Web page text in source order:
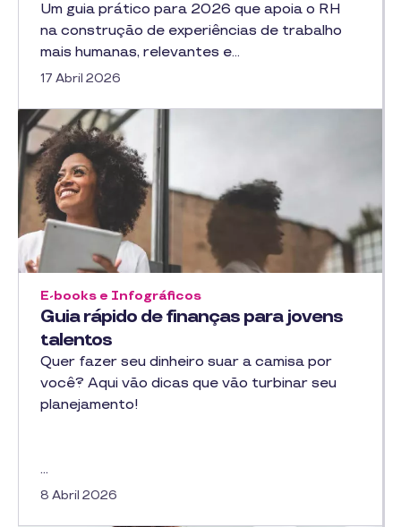
Um guia prático para 2026 que apoia o RH
na construção de experiências de trabalho
mais humanas, relevantes e…
17 Abril 2026
Guia rápido de finanças para jovens
talentos
E-books e Infográficos
Quer fazer seu dinheiro suar a camisa por
você? Aqui vão dicas que vão turbinar seu
planejamento!
…
8 Abril 2026